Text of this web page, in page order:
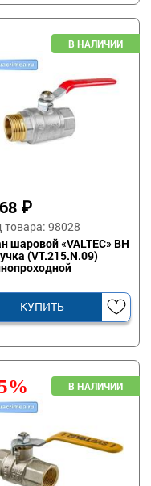
₽
товара: 98028
шаровой «VALTEC» ВН
(VT.215.N.09)
КУПИТЬ